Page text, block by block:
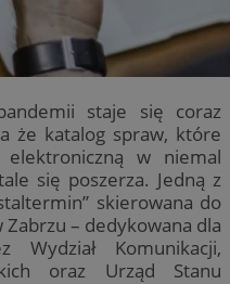
staje się coraz
że katalog spraw, które
elektroniczną w niemal
się poszerza. Jedną z
skierowana do
– dedykowana dla
Wydział Komunikacji,
oraz Urząd Stanu